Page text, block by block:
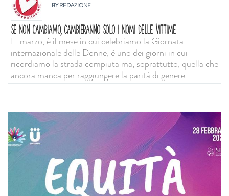
BYREDAZIONE
SE NON CAMBIAMO, CAMBIERANNO SOLO I NOMI DELLE VITTIME
E' marzo, è il mese in cui celebriamo la Giornata
internazionale delle Donne, è uno dei giorni in cui
ricordiamo la strada compiuta ma, soprattutto, quella che
ancora manca per raggiungere la parità di genere. ...